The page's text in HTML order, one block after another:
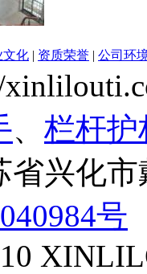
文化 | 资质荣誉 | 公司环
、 栏杆护
省兴化
号